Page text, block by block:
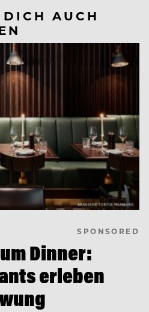
AUCH
SPONSORED
Dinner:
erleben